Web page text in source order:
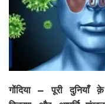
गोंदिया – पूरी